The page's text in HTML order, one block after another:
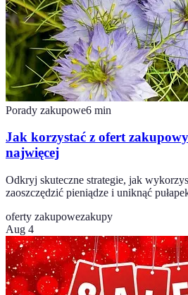
Porady zakupowe6 min
Jak korzystać z ofert
najwięcej
Odkryj skuteczne strategie, jak
zaoszczędzić pieniądze i uniknąć
oferty zakupowezakupy
Aug 4